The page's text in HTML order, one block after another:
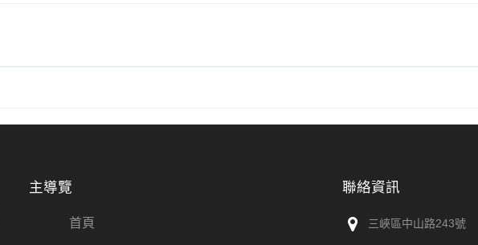
主導覽
首頁
聯絡資訊
三峽區中山路243號